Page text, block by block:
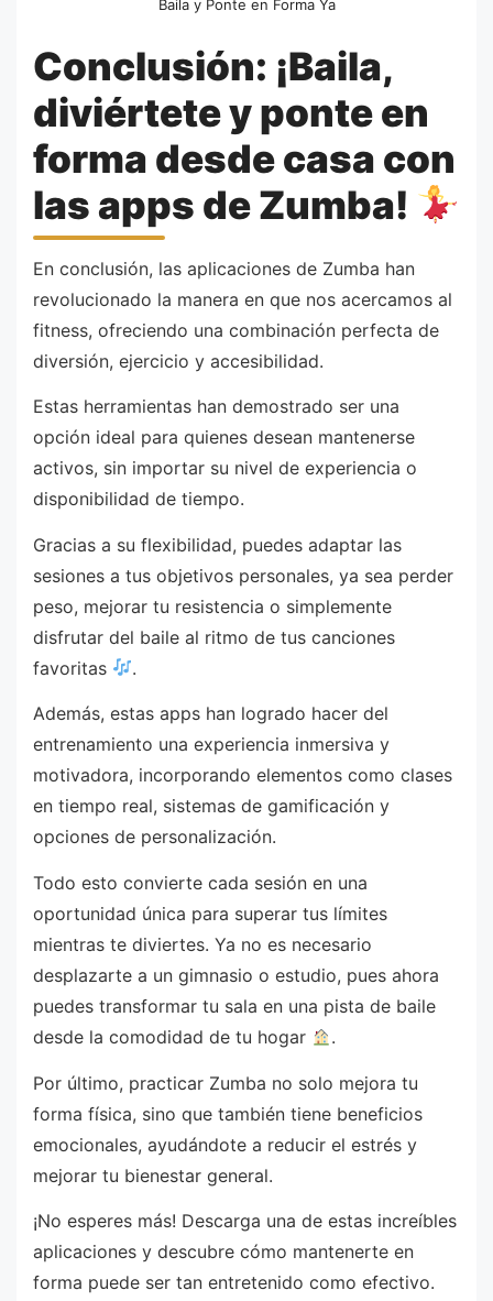
Baila y Ponte en Forma Ya
Conclusión: ¡Baila,
diviértete y ponte en
forma desde casa con
las apps de Zumba!
En conclusión, las aplicaciones de Zumba han
revolucionado la manera en que nos acercamos al
fitness, ofreciendo una combinación perfecta de
diversión, ejercicio y accesibilidad.
Estas herramientas han demostrado ser una
opción ideal para quienes desean mantenerse
activos, sin importar su nivel de experiencia o
disponibilidad de tiempo.
Gracias a su flexibilidad, puedes adaptar las
sesiones a tus objetivos personales, ya sea perder
peso, mejorar tu resistencia o simplemente
disfrutar del baile al ritmo de tus canciones
favoritas
.
Además, estas apps han logrado hacer del
entrenamiento una experiencia inmersiva y
motivadora, incorporando elementos como clases
en tiempo real, sistemas de gamificación y
opciones de personalización.
Todo esto convierte cada sesión en una
oportunidad única para superar tus límites
mientras te diviertes. Ya no es necesario
desplazarte a un gimnasio o estudio, pues ahora
puedes transformar tu sala en una pista de baile
desde la comodidad de tu hogar
.
Por último, practicar Zumba no solo mejora tu
forma física, sino que también tiene beneficios
emocionales, ayudándote a reducir el estrés y
mejorar tu bienestar general.
¡No esperes más! Descarga una de estas increíbles
aplicaciones y descubre cómo mantenerte en
forma puede ser tan entretenido como efectivo.